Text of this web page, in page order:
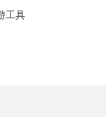
工具